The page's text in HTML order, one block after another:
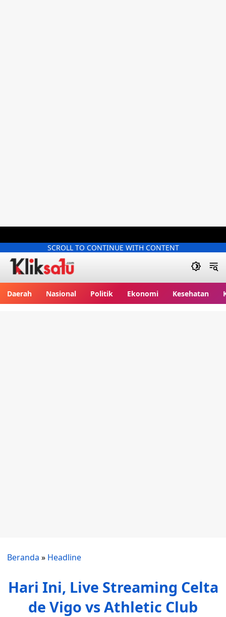
SCROLL TO CONTINUE WITH CONTENT
Daerah Nasional Politik Ekonomi Kesehatan
Beranda » Headline
Hari Ini, Live Streaming Celta
de Vigo vs Athletic Club